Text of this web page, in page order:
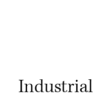
Industrial